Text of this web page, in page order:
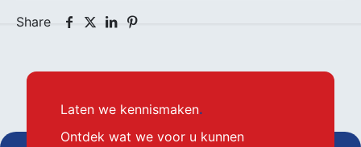
Share
Laten we kennismaken.
Ontdek wat we voor u kunnen